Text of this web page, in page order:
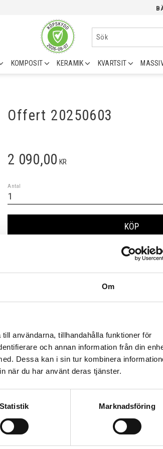
Om
användarna, tillhandahålla funktioner för
och annan information från din
Dessa kan i sin tur kombinera
när du har använt deras tjänster.
Statistik Marknadsföring
KOMPOSIT KERAMIK KVARTSIT
Offert 20250603
2 090,00 KR
Antal
KÖP